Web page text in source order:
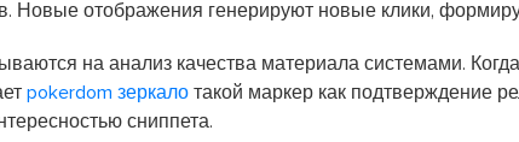
Новые отображения генерируют новые клики,
на анализ качества материала системами.
pokerdom зеркало такой маркер как подтверждение
сниппета.